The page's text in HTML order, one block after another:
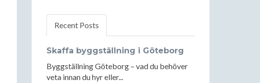
Recent Posts
Skaffa byggställning i Göteborg
Byggställning Göteborg – vad du behöver
veta innan du hyr eller...